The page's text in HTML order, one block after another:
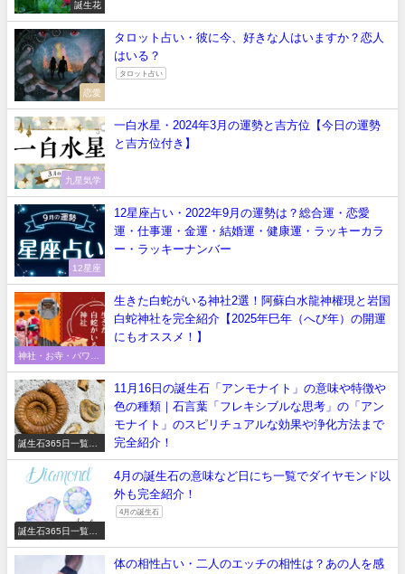
誕生花
恋愛
タロット占い・彼に今、好きな人はいますか？恋人
はいる？
タロット占い
九星気学
一白水星・2024年3月の運勢と吉方位【今日の運勢
と吉方位付き】
12星座
12星座占い・2022年9月の運勢は？総合運・恋愛
運・仕事運・金運・結婚運・健康運・ラッキーカラ
ー・ラッキーナンバー
神社・お寺・パワー
生きた白蛇がいる神社2選！阿蘇白水龍神權現と岩国
白蛇神社を完全紹介【2025年巳年（へび年）の開運
にもオススメ！】
誕生石365日一覧
葉】
11月16日の誕生石「アンモナイト」の意味や特徴や
色の種類｜石言葉「フレキシブルな思考」の「アン
モナイト」のスピリチュアルな効果や浄化方法まで
完全紹介！
誕生石365日一覧
4月の誕生石の意味など日にち一覧でダイヤモンド以
外も完全紹介！
4月の誕生石
体の相性占い・二人のエッチの相性は？あの人を感